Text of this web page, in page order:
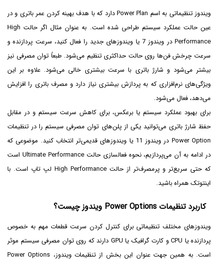
ویندوز تنظیماتی به اسم Power Plan دارد که با هدف بهینه کردن عمر باتری و در
عین حالت عملکرد سیستم طراحی شده است. به عنوان مثال اگر حالت High
Performance در ویندوز 7 یا ویندوزهای جدید را فعال کنید، سرعت پردازنده و
سرعت چرخش فن‌ها روی حالت حداکثری تنظیم می‌شود. طبعاً توان مصرفی نیز
بیشتر می‌شود و شارژ باتری با سرعت بیشتری خالی می‌شود. علاوه بر این
ویژگی‌های نرم‌افزاری که به پردازش بیشتری نیاز دارد و مصرف باتری را افزایش
می‌دهد، فعال می‌شود.
برای بهبود عملکرد سیستم یا برعکس، برای کاهش سرعت سیستم و در مقابل
حفظ شارژ باتری می‌توانید یکی از پلن‌های توان مصرفی سیستم را در تنظیمات
Power Option در ویندوز 11 یا ویندوزهای قدیمی‌تر انتخاب کنید. موضوعی که
در ادامه به آن می‌پردازیم، نحوه فعالسازی حالت Ultimate Performance است
که حتی سریع‌تر و پرمصرف‌تر از حالت High Performance لپ تاپ است. با
اینتوتک همراه باشید.
کاربرد تنظیمات Power Options ویندوز چیست؟
ویندوزهای مختلف تنظیماتی برای کنترل کردن سرعت قطعات مهم به خصوص
پردازنده یا CPU و کارت گرافیک یا GPU دارند که روی توان مصرفی سیستم موثر
است. به همین جهت عنوان این بخش از تنظیمات ویندوز، Power Options